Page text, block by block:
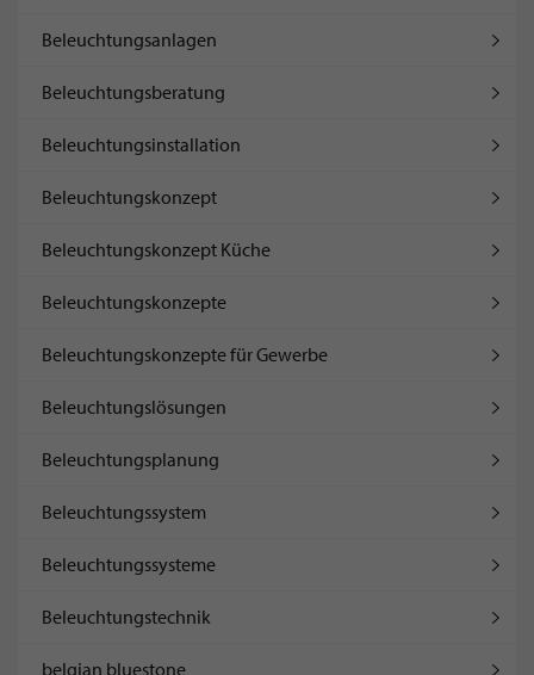
Beleuchtungsanlagen
Beleuchtungsberatung
Beleuchtungsinstallation
Beleuchtungskonzept
Beleuchtungskonzept Küche
Beleuchtungskonzepte
Beleuchtungskonzepte für Gewerbe
Beleuchtungslösungen
Beleuchtungsplanung
Beleuchtungssystem
Beleuchtungssysteme
Beleuchtungstechnik
belgian bluestone